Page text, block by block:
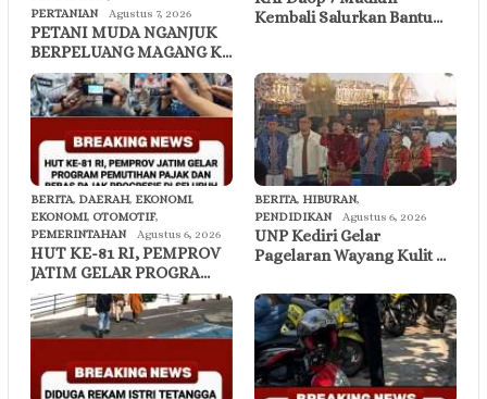
PERTANIAN
Agustus 7, 2026
PETANI MUDA NGANJUK
BERPELUANG MAGANG K…
Kembali Salurkan Bantu…
BERITA, DAERAH, EKONOMI,
EKONOMI, OTOMOTIF,
PEMERINTAHAN
Agustus 6, 2026
HUT KE-81 RI, PEMPROV
JATIM GELAR PROGRA…
BERITA, HIBURAN,
PENDIDIKAN
Agustus 6, 2026
UNP Kediri Gelar
Pagelaran Wayang Kulit …